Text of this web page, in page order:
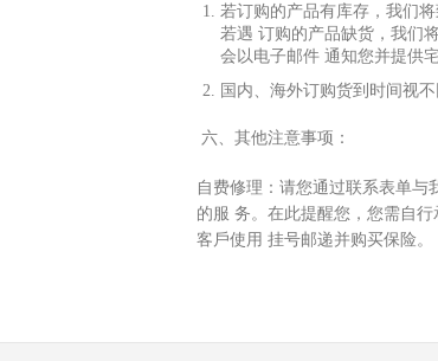
若订购的产品有库存，我们将
若遇 订购的产品缺货，我们
会以电⼦邮件 通知您并提供
国内、海外订购货到时间视
六、其他注意事项：
⾃ 费修理：请您通过联系表单与
的服 务。在此提醒您，您需⾃⾏
客 ⼾使⽤ 挂号邮递并购买保险。